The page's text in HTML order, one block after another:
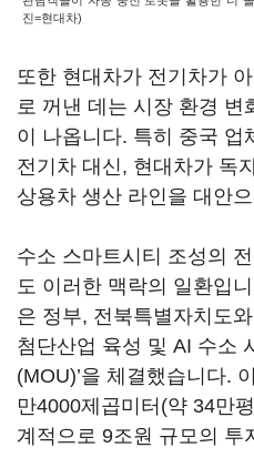
진=현대차)
또한 현대차가 전기차가
로 꺼낸 데는 시장 환경 변
이 나옵니다. 특히 중국 업
전기차 대신, 현대차가 독
상용차 생산 라인을 대안
수소 스마트시티 조성의
도 이러한 맥락의 일환입
은 정부, 전북특별자치도
첨단산업 육성 및 AI 수소
(MOU)’을 체결했습니다.
만4000제곱미터(약 34만
계적으로 9조원 규모의 투